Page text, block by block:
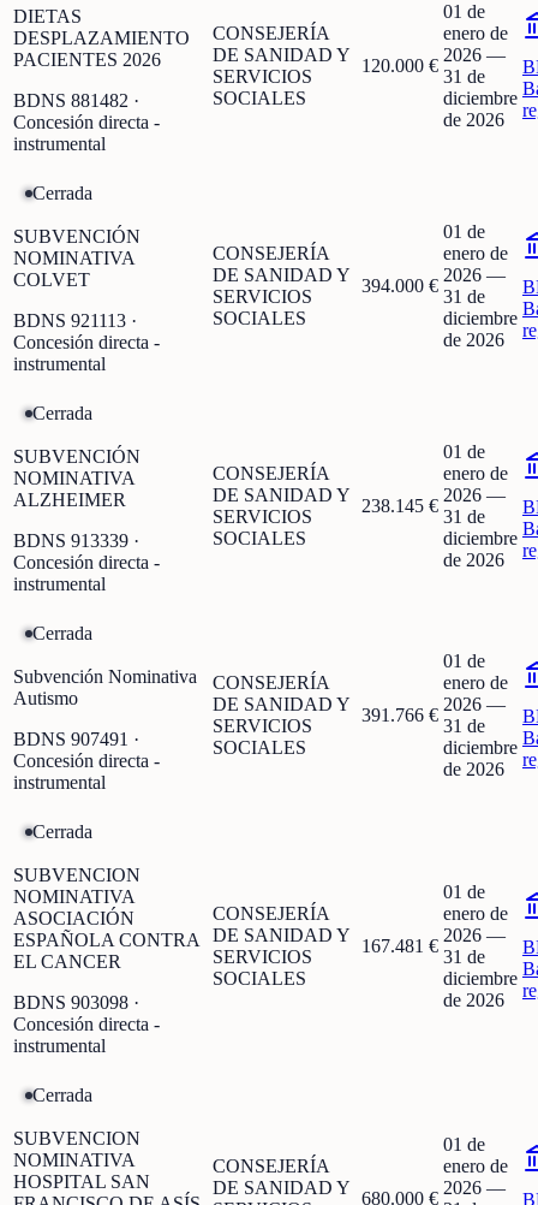
DIETAS
DESPLAZAMIENTO
PACIENTES 2026
BDNS 881482 ·
Concesión directa -
instrumental
CONSEJERÍA
DE SANIDAD Y
SERVICIOS
SOCIALES
120.000 €
01 de
enero de
2026 —
31 de
diciembre
de 2026
Cerrada
SUBVENCIÓN
NOMINATIVA
COLVET
BDNS 921113 ·
Concesión directa -
instrumental
CONSEJERÍA
DE SANIDAD Y
SERVICIOS
SOCIALES
394.000 €
01 de
enero de
2026 —
31 de
diciembre
de 2026
Cerrada
SUBVENCIÓN
NOMINATIVA
ALZHEIMER
BDNS 913339 ·
Concesión directa -
instrumental
CONSEJERÍA
DE SANIDAD Y
SERVICIOS
SOCIALES
238.145 €
01 de
enero de
2026 —
31 de
diciembre
de 2026
Cerrada
Subvención Nominativa
Autismo
BDNS 907491 ·
Concesión directa -
instrumental
CONSEJERÍA
DE SANIDAD Y
SERVICIOS
SOCIALES
391.766 €
01 de
enero de
2026 —
31 de
diciembre
de 2026
Cerrada
SUBVENCION
NOMINATIVA
ASOCIACIÓN
ESPAÑOLA CONTRA
EL CANCER
BDNS 903098 ·
Concesión directa -
instrumental
CONSEJERÍA
DE SANIDAD Y
SERVICIOS
SOCIALES
167.481 €
01 de
enero de
2026 —
31 de
diciembre
de 2026
Cerrada
SUBVENCION
NOMINATIVA
HOSPITAL SAN
CONSEJERÍA
DE SANIDAD Y
680.000 €
01 de
enero de
2026 —